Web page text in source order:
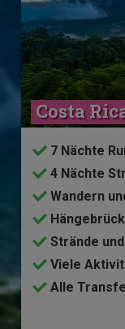
Costa
7 Nächte
4 Nächte
Wandern
Strände
Viele
Alle